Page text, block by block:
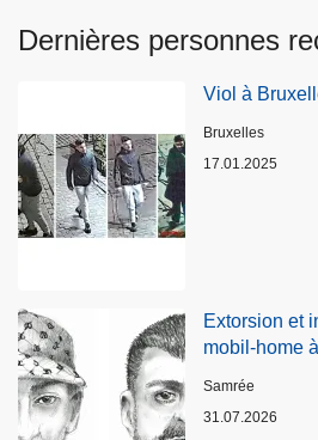
Dernières personnes
Viol à
Lieux
Bruxelles
17.01.2025
Extorsion et
mobil-home
Lieux
Samrée
31.07.2026